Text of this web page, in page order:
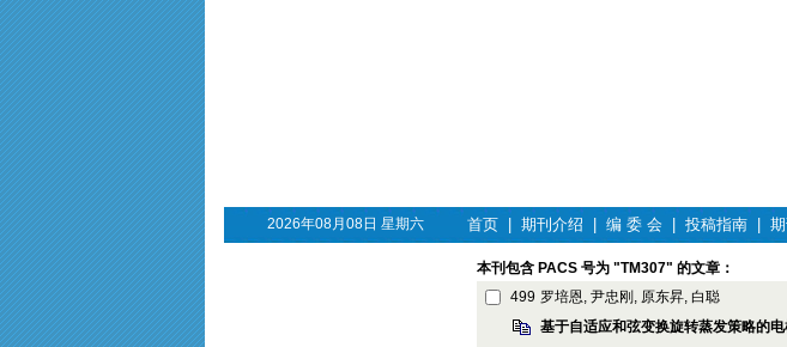
2026年08月08日 星期六 首页 期刊介绍 编 委 会 投稿指南
本刊包含 PACS 号为 "TM307" 的文章：
499 罗培恩, 尹忠刚, 原东昇, 白聪
基于自适应和弦变换旋转蒸发策略的